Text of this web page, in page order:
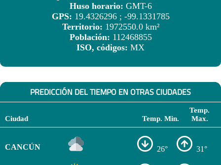
Huso horario: GMT-6
GPS: 19.4326296 ; -99.1331785
Territorio: 1972550.0 km²
Población: 112468855
ISO, códigos: MX
PREDICCIÓN DEL TIEMPO EN OTRAS CIUDADES
Ciudad Temp. Min.
Temp.
Max.
CANCÚN 26° 31°